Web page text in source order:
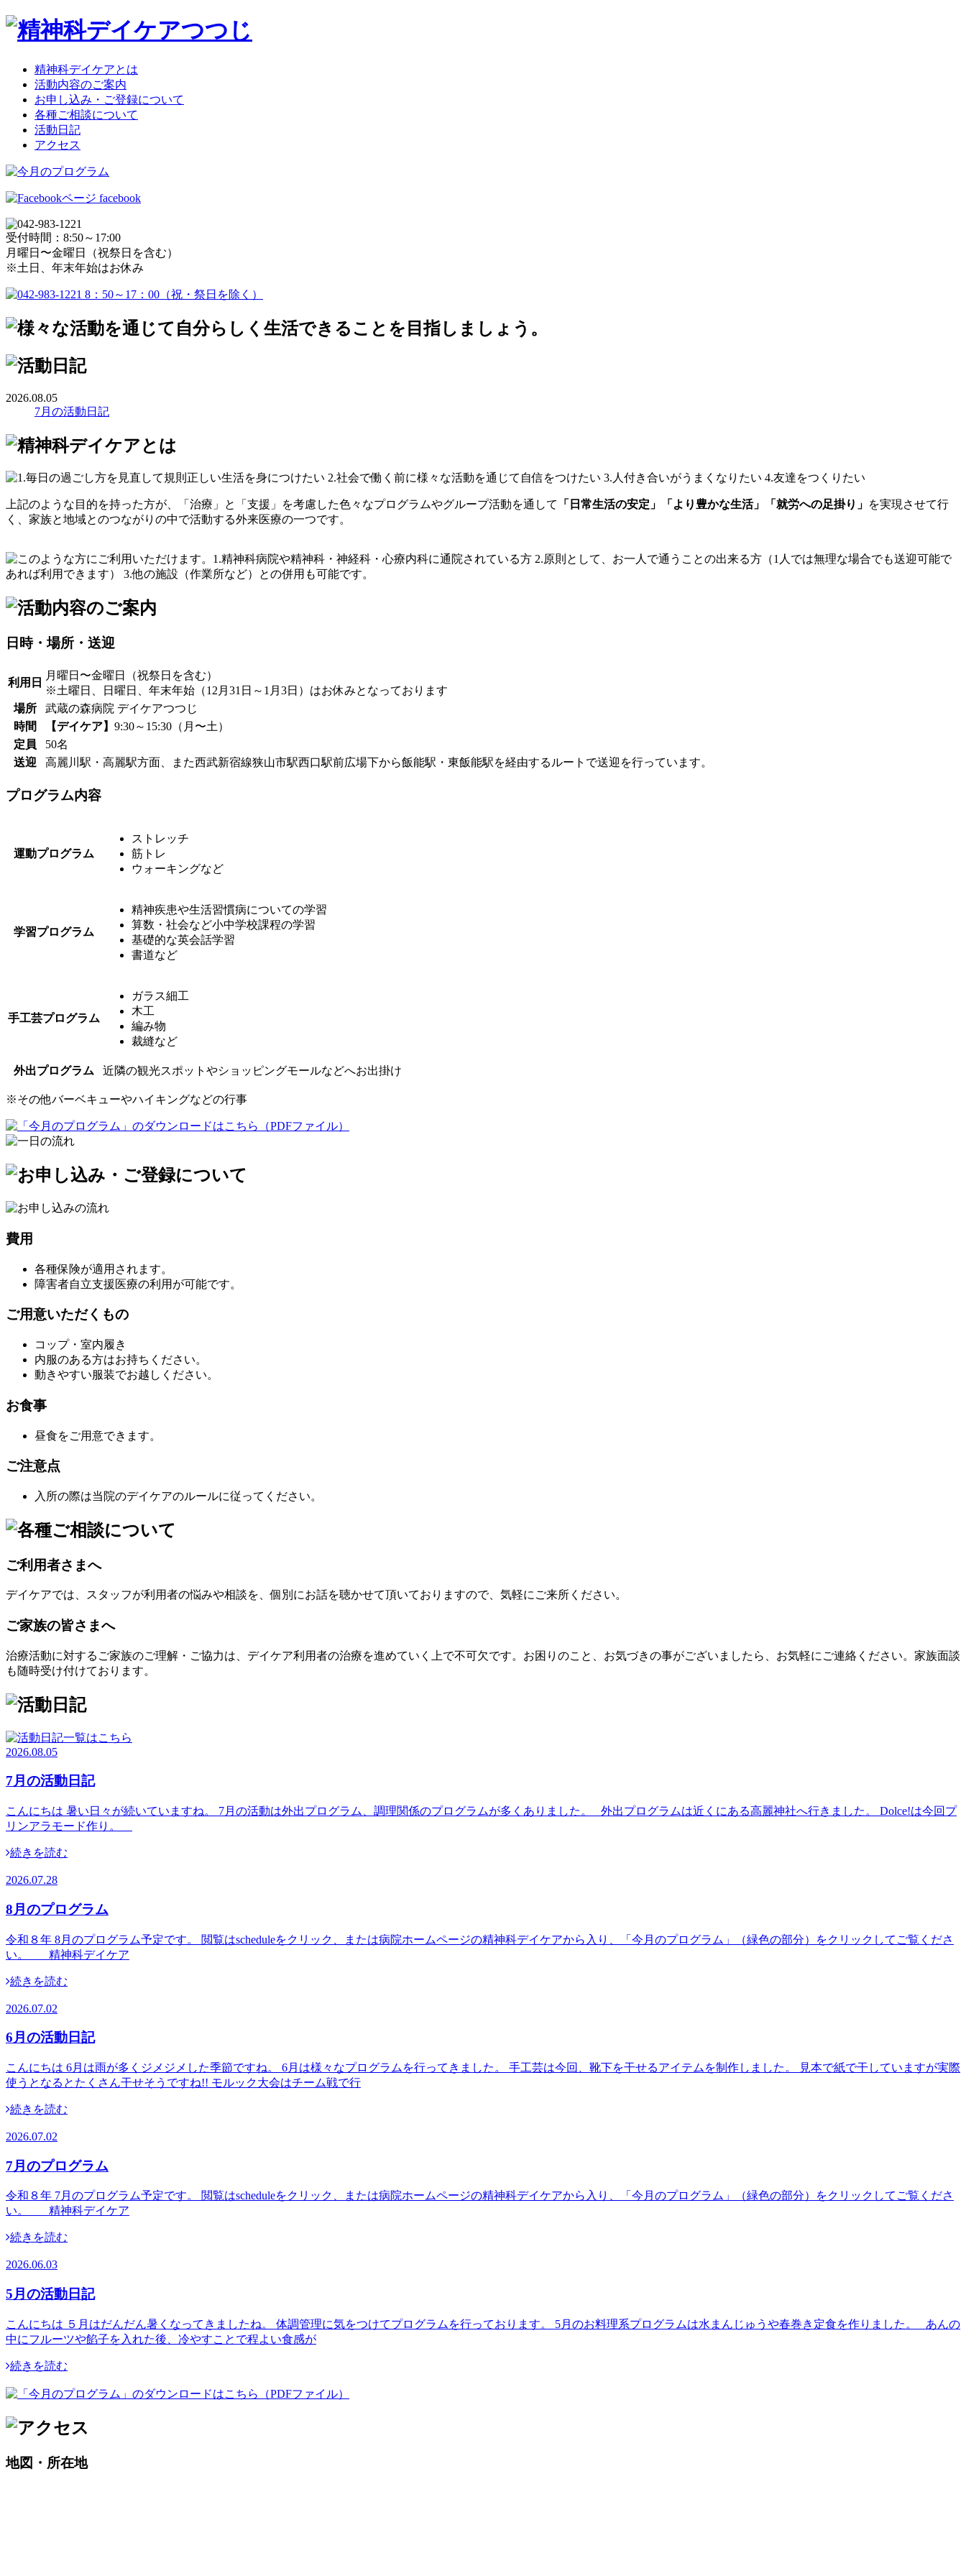
精神科デイケアとは
活動内容のご案内
お申し込み・ご登録について
各種ご相談について
活動日記
アクセス
facebook
受付時間：8:50～17:00
月曜日〜金曜日（祝祭日を含む）
※土日、年末年始はお休み
2026.08.05
7月の活動日記
上記のような目的を持った方が、「治療」と「支援」を考慮した色々なプログラムやグループ活動を通して 「日常生活の安定」「より豊かな生活」「就労への足掛り」 を実現させて行
く、家族と地域とのつながりの中で活動する外来医療の一つです。
日時・場所・送迎
利用日
月曜日〜金曜日（祝祭日を含む）
※土曜日、日曜日、年末年始（12月31日～1月3日）はお休みとなっております
場所
武蔵の森病院 デイケアつつじ
時間
【デイケア】 9:30～15:30（月〜土）
定員
50名
送迎
高麗川駅・高麗駅方面、また西武新宿線狭山市駅西口駅前広場下から飯能駅・東飯能駅を経由するルートで送迎を行っています。
プログラム内容
運動プログラム
ストレッチ
筋トレ
ウォーキングなど
学習プログラム
精神疾患や生活習慣病についての学習
算数・社会など小中学校課程の学習
基礎的な英会話学習
書道など
手工芸プログラム
ガラス細工
木工
編み物
裁縫など
外出プログラム 近隣の観光スポットやショッピングモールなどへお出掛け
※その他バーベキューやハイキングなどの行事
費用
各種保険が適用されます。
障害者自立支援医療の利用が可能です。
ご用意いただくもの
コップ・室内履き
内服のある方はお持ちください。
動きやすい服装でお越しください。
お食事
昼食をご用意できます。
ご注意点
入所の際は当院のデイケアのルールに従ってください。
ご利用者さまへ
デイケアでは、スタッフが利用者の悩みや相談を、個別にお話を聴かせて頂いておりますので、気軽にご来所ください。
ご家族の皆さまへ
治療活動に対するご家族のご理解・ご協力は、デイケア利用者の治療を進めていく上で不可欠です。お困りのこと、お気づきの事がございましたら、お気軽にご連絡ください。家族面談
も随時受け付けております。
2026.08.05
7月の活動日記
こんにちは 暑い日々が続いていますね。 7月の活動は外出プログラム、調理関係のプログラムが多くありました。 外出プログラムは近くにある高麗神社へ行きました。 Dolce!は今回プ
リンアラモード作り。
続きを読む
2026.07.28
8月のプログラム
令和８年 8月のプログラム予定です。 閲覧はscheduleをクリック、または病院ホームページの精神科デイケアから入り、「今月のプログラム」（緑色の部分）をクリックしてご覧くださ
い。 精神科デイケア
続きを読む
2026.07.02
6月の活動日記
こんにちは 6月は雨が多くジメジメした季節ですね。 6月は様々なプログラムを行ってきました。 手工芸は今回、靴下を干せるアイテムを制作しました。 見本で紙で干していますが実際
使うとなるとたくさん干せそうですね!! モルック大会はチーム戦で行
続きを読む
2026.07.02
7月のプログラム
令和８年 7月のプログラム予定です。 閲覧はscheduleをクリック、または病院ホームページの精神科デイケアから入り、「今月のプログラム」（緑色の部分）をクリックしてご覧くださ
い。 精神科デイケア
続きを読む
2026.06.03
5月の活動日記
こんにちは ５月はだんだん暑くなってきましたね。 体調管理に気をつけてプログラムを行っております。 5月のお料理系プログラムは水まんじゅうや春巻き定食を作りました。 あんの
中にフルーツや餡子を入れた後、冷やすことで程よい食感が
続きを読む
地図・所在地